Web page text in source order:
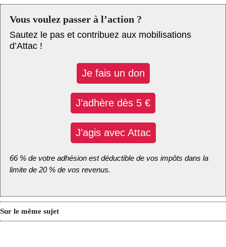
Vous voulez passer à l’action ?
Sautez le pas et contribuez aux mobilisations
d’Attac !
Je fais un don
J’adhère dès 5 €
J’agis avec Attac
66 % de votre adhésion est déductible de vos impôts dans la
limite de 20 % de vos revenus.
Sur le même sujet